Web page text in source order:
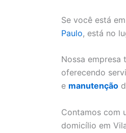
Se você está
Paulo, está no
Nossa empresa
oferecendo
e manutenção
Contamos com
domicílio em